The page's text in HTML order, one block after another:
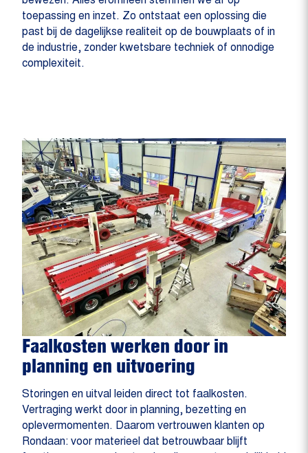
toepassing en inzet. Zo ontstaat een oplossing die
past bij de dagelijkse realiteit op de bouwplaats of in
de industrie, zonder kwetsbare techniek of onnodige
complexiteit.
Faalkosten werken door in
planning en uitvoering
Storingen en uitval leiden direct tot faalkosten.
Vertraging werkt door in planning, bezetting en
oplevermomenten. Daarom vertrouwen klanten op
Rondaan: voor materieel dat betrouwbaar blijft